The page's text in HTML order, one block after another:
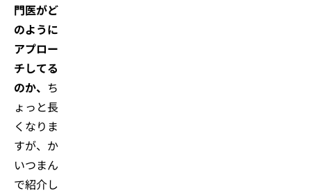
門医がど
のように
アプロー
チしてる
のか、 ち
ょっと長
くなりま
すが、か
いつまん
で紹介し